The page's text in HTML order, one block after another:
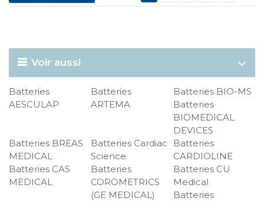
Voir aussi
Batteries
AESCULAP
Batteries
ARTEMA
Batteries BIO-MS
Batteries
BIOMEDICAL
DEVICES
Batteries BREAS
MEDICAL
Batteries Cardiac
Science
Batteries
CARDIOLINE
Batteries CAS
MEDICAL
Batteries
COROMETRICS
(GE MEDICAL)
Batteries CU
Medical
Batteries